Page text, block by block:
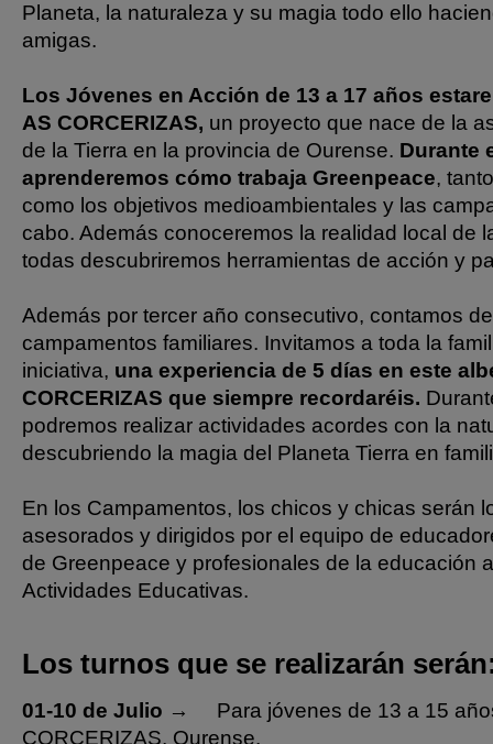
Planeta, la naturaleza y su magia todo ello
amigas.
Los Jóvenes en Acción de 13 a 17 años
AS CORCERIZAS, un proyecto que nace de la
de la Tierra en la provincia de Ourense. Durante
aprenderemos cómo trabaja Greenpeace,
como los objetivos medioambientales y las
cabo. Además conoceremos la realidad local de
todas descubriremos herramientas de acción y
Además por tercer año consecutivo, contamos
campamentos familiares. Invitamos a toda la
iniciativa, una experiencia de 5 días en este
CORCERIZAS que siempre recordaréis.
podremos realizar actividades acordes con la
descubriendo la magia del Planeta Tierra en
En los Campamentos, los chicos y chicas serán
asesorados y dirigidos por el equipo de
de Greenpeace y profesionales de la educación
Actividades Educativas.
Los turnos que se realizarán
01-10 de Julio → Para jóvenes de 13 a 15
CORCERIZAS, Ourense.